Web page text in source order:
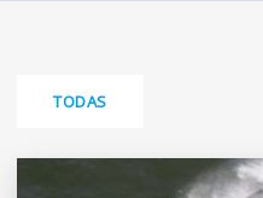
TODAS
EMBARCAÇÕES A MOTOR